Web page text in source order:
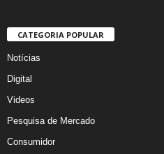
CATEGORIA POPULAR
Notícias
Digital
Videos
Pesquisa de Mercado
Consumidor